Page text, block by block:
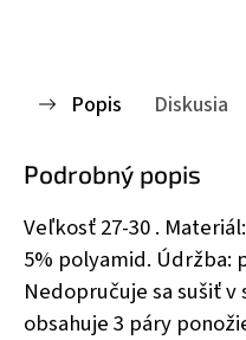
Popis Diskusia
Podrobný popis
Veľkosť 27-30 .
5% polyamid. Údržba:
Nedopručuje sa sušiť v
obsahuje 3 páry